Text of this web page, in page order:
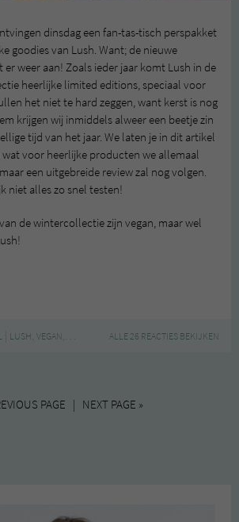
dinsdag een fan-tas-tisch perspakket
goodies van Lush. Want; de nieuwe
weer aan! Zoals ieder jaar komt Lush in de
heerlijke limited editions, speciaal voor
het niet te hard zeggen, want kerst is nog
krijgen wij inmiddels alweer een beetje zin
tijd van het jaar. We laten je in dit artikel
voor heerlijke producten we allemaal
een uitgebreide review zal nog volgen.
niet alles zo snel testen!
de wintercollectie zijn vegan, maar wel
LUSH, VEGAN, WINTERCOLLECTIE 2013
ALLE 26 REACTIES BEKIJKEN
PAGE | NEXT PAGE »